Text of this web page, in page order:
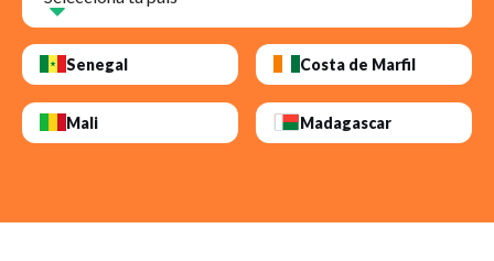
Senegal Costa de Marfil
Mali Madagascar